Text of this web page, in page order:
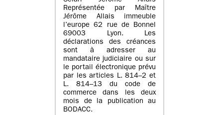
Représentée par Maître
Jérôme Allais immeuble
l’europe 62 rue de Bonnel
69003 Lyon. Les
déclarations des créances
sont à adresser au
mandataire judiciaire ou sur
le portail électronique prévu
par les articles L. 814–2 et
L. 814–13 du code de
commerce dans les deux
mois de la publication au
BODACC.